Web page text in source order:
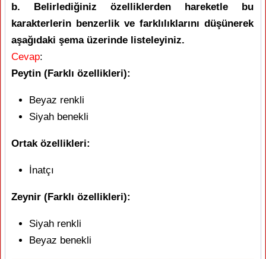
b. Belirlediğiniz özelliklerden hareketle bu
karakterlerin benzerlik ve farklılıklarını düşünerek
aşağıdaki şema üzerinde listeleyiniz.
Cevap:
Peytin (Farklı özellikleri):
Beyaz renkli
Siyah benekli
Ortak özellikleri:
İnatçı
Zeynir (Farklı özellikleri):
Siyah renkli
Beyaz benekli